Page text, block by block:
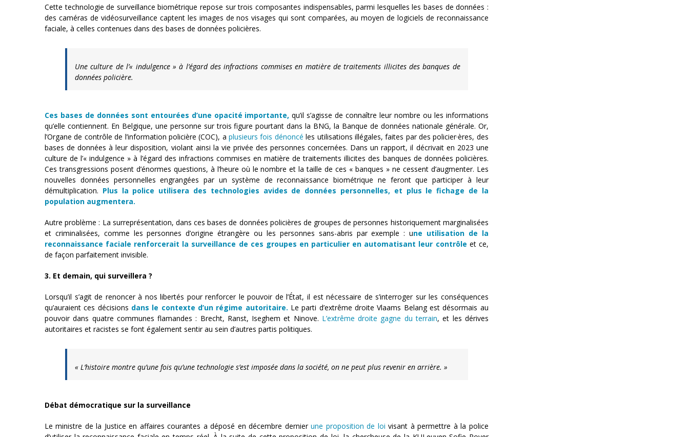
Cette technologie de surveillance biométrique repose sur trois composantes indispensables, parmi lesquelles les bases de données :
des caméras de vidéosurveillance captent les images de nos visages qui sont comparées, au moyen de logiciels de reconnaissance
faciale, à celles contenues dans des bases de données policières.
Une culture de l’« indulgence » à l’égard des infractions commises en matière de traitements illicites des banques de
données policière.
Ces bases de données sont entourées d’une opacité importante, qu’il s’agisse de connaître leur nombre ou les informations
qu’elle contiennent. En Belgique, une personne sur trois figure pourtant dans la BNG, la Banque de données nationale générale. Or,
l’Organe de contrôle de l’information policière (COC), aplusieurs fois dénoncé les utilisations illégales, faites par des policier·ères, des
bases de données à leur disposition, violant ainsi la vie privée des personnes concernées. Dans un rapport, il décrivait en 2023 une
culture de l’« indulgence » à l’égard des infractions commises en matière de traitements illicites des banques de données policières.
Ces transgressions posent d’énormes questions, à l’heure où le nombre et la taille de ces « banques » ne cessent d’augmenter. Les
nouvelles données personnelles engrangées par un système de reconnaissance biométrique ne feront que participer à leur
démultiplication. Plus la police utilisera des technologies avides de données personnelles, et plus le fichage de la
population augmentera.
Autre problème : La surreprésentation, dans ces bases de données policières de groupes de personnes historiquement marginalisées
et criminalisées, comme les personnes d’origine étrangère ou les personnes sans-abris par exemple : une utilisation de la
reconnaissance faciale renforcerait la surveillance de ces groupes en particulier en automatisant leur contrôle et ce,
de façon parfaitement invisible.
3. Et demain, qui surveillera ?
Lorsqu’il s’agit de renoncer à nos libertés pour renforcer le pouvoir de l’État, il est nécessaire de s’interroger sur les conséquences
qu’auraient ces décisions dans le contexte d’un régime autoritaire. Le parti d’extrême droite Vlaams Belang est désormais au
pouvoir dans quatre communes flamandes : Brecht, Ranst, Iseghem et Ninove. L’extrême droite gagne du terrain, et les dérives
autoritaires et racistes se font également sentir au sein d’autres partis politiques.
« L’histoire montre qu’une fois qu’une technologie s’est imposée dans la société, on ne peut plus revenir en arrière. »
Débat démocratique sur la surveillance
Le ministre de la Justice en affaires courantes a déposé en décembre dernierune proposition de loi visant à permettre à la police